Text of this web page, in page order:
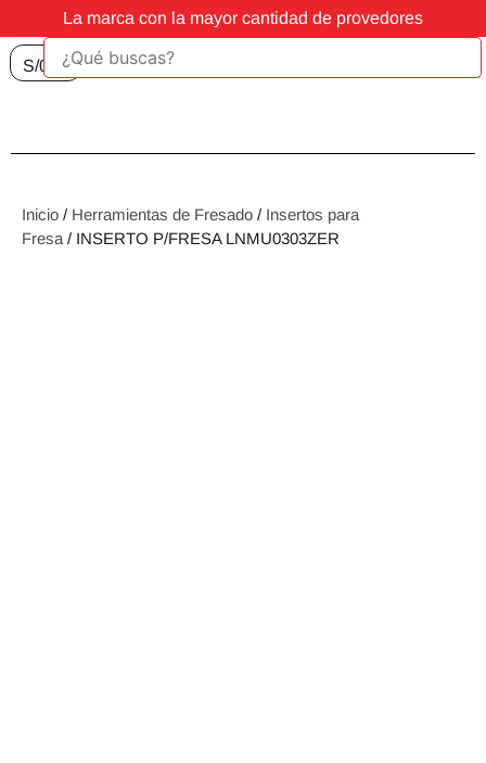
La marca con la mayor cantidad de provedores
S/0.00
Inicio / Herramientas de Fresado / Insertos para
Fresa / INSERTO P/FRESA LNMU0303ZER